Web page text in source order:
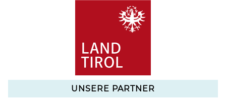
UNSERE PARTNER